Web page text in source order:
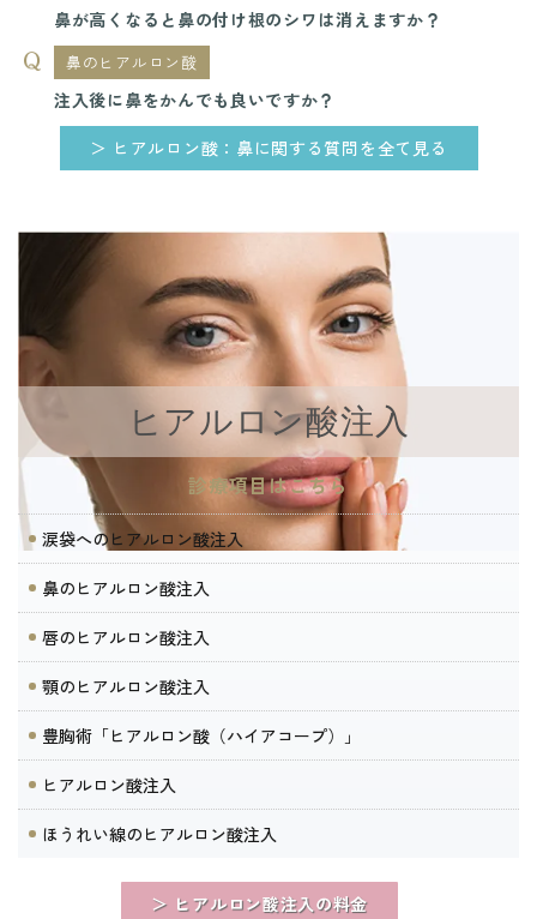
鼻が高くなると鼻の付け根のシワは消えますか？
鼻のヒアルロン酸
注入後に鼻をかんでも良いですか？
＞ ヒアルロン酸：鼻に関する質問を全て見る
ヒアルロン酸注入
診療項目はこちら
涙袋へのヒアルロン酸注入
鼻のヒアルロン酸注入
唇のヒアルロン酸注入
顎のヒアルロン酸注入
豊胸術「ヒアルロン酸（ハイアコープ）」
ヒアルロン酸注入
ほうれい線のヒアルロン酸注入
＞ ヒアルロン酸注入の料金